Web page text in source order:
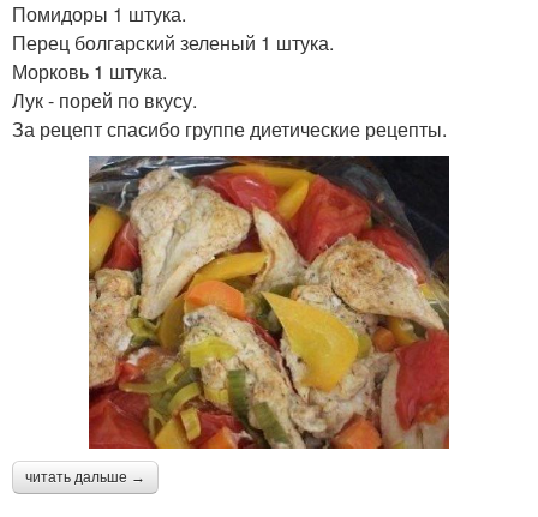
Помидоры 1 штука.
Перец болгарский зеленый 1 штука.
Морковь 1 штука.
Лук - порей по вкусу.
За рецепт спасибо группе диетические рецепты.
читать дальше →